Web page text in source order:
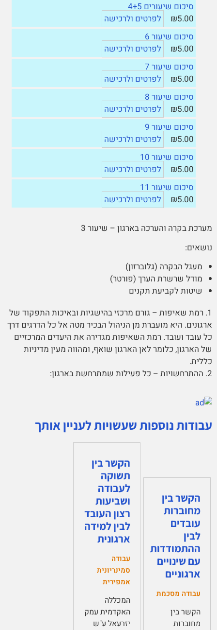
סיכום שיעורים 4+5
₪5.00
לפרטים ולרכישה
סיכום שיעור 6
₪5.00
לפרטים ולרכישה
סיכום שיעור 7
₪5.00
לפרטים ולרכישה
סיכום שיעור 8
₪5.00
לפרטים ולרכישה
סיכום שיעור 9
₪5.00
לפרטים ולרכישה
סיכום שיעור 10
₪5.00
לפרטים ולרכישה
סיכום שיעור 11
₪5.00
לפרטים ולרכישה
מערכת בקרה והערכה בארגון – שיעור 3
נושאים:
מעגל הבקרה (גלוברזון)
מודל שרשרת הערך (פורטר)
שיטות לקביעת תקנים
1. רמת שאיפות – גורם מרכזי בהישגיות ובאיכות התפקוד של
ארגונים. היא מועברת מן הניהול הבכיר מטה אל כל הדרגים דרך
כל עובד ועובד. רמת השאיפות מגדירה את היעדים המרכזיים
של הארגון, כלומר לאן הארגון שואף, ומהווה מעין מדיניות
כללית.
2. ההתרחשויות – כל פעילות שמתרחשת בארגון:
עבודות נוספות שעשויות לעניין אותך
הקשר בין
מחוברות
עובדים
לבין
ההתמודדות
עם שינויים
ארגוניים
עבודה מסכמת
הקשר בין
מחוברות
הקשר בין
תשוקה
לעבודה
ושביעות
רצון העובד
לבין למידה
ארגונית
עבודה
סמינריונית
אמפירית
המכללה
האקדמית עמק
יזרעאל ע"ש